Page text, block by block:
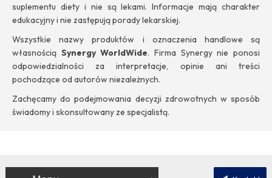
suplementu diety i nie są lekami. Informacje mają charakter
edukacyjny i nie zastępują porady lekarskiej.
Wszystkie nazwy produktów i oznaczenia handlowe są
własnością Synergy WorldWide. Firma Synergy nie ponosi
odpowiedzialności za interpretacje, opinie ani treści
pochodzące od autorów niezależnych.
Zachęcamy do podejmowania decyzji zdrowotnych w sposób
świadomy i skonsultowany ze specjalistą.